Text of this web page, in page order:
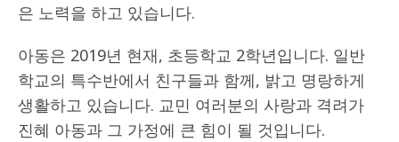
은 노력을 하고 있습니다.
아동은 2019년 현재, 초등학교 2학년입니다. 일반
학교의 특수반에서 친구들과 함께, 밝고 명랑하게
생활하고 있습니다. 교민 여러분의 사랑과 격려가
진혜 아동과 그 가정에 큰 힘이 될 것입니다.